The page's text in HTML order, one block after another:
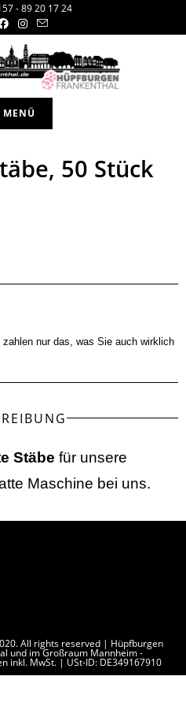
- 89 20 17 24
MENÜ
50 Stück
nur das, was Sie auch wirklich
Stäbe für unsere
Maschine bei uns.
All rights reserved | Hüpfburgen
und im Großraum Mannheim -
inkl. MwSt. | USt-ID: DE349167910